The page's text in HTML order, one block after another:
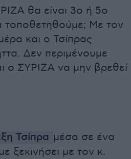
θα είναι 3ο ή 5ο
τοποθετηθούμε; Με τον
και ο Τσίπρας
Δεν περιμένουμε
ο ΣΥΡΙΖΑ να μην βρεθεί
Τσίπρα μέσα σε ένα
ξεκινήσει με τον κ.